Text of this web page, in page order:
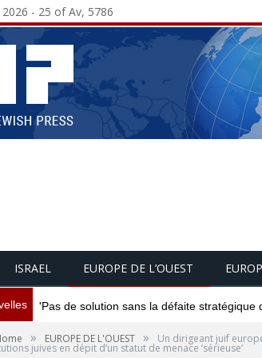
- 25 of Av, 5786
ISRAEL EUROPE DE L’OUEST
'Pas de solution sans la défaite
» EUROPE DE L'OUEST » Un dirigeant juif
juives en dépit d’un statut de menace ‘sérieuse’